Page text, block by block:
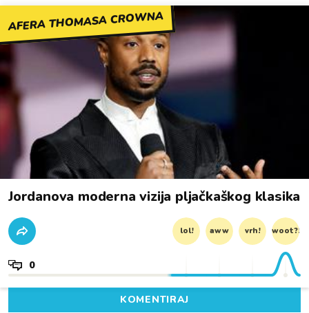
AFERA THOMASA CROWNA
Jordanova moderna vizija pljačkaškog klasika
lol! aww vrh! woot?!
0
KOMENTIRAJ